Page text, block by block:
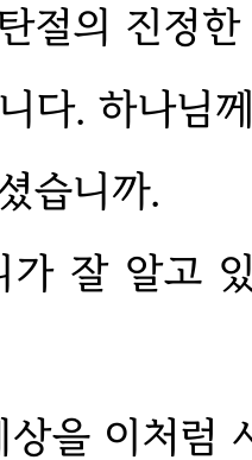
절의 진정
다. 하나님
습니까.
가 잘 알고
상을 이처럼